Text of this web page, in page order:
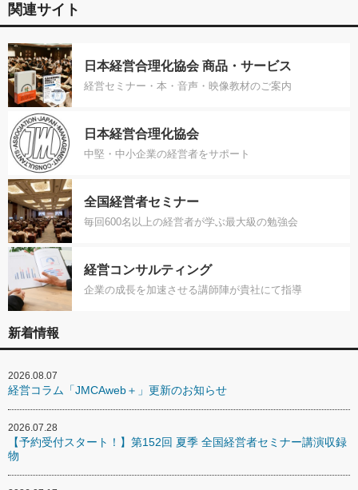
関連サイト
日本経営合理化協会 商品・サービス
経営セミナー・本・音声・映像教材のご案内
日本経営合理化協会
中堅・中小企業の経営者をサポート
全国経営者セミナー
毎回600名以上の経営者が学ぶ最大級の勉強会
経営コンサルティング
企業の成長を加速させる講師陣が貴社にて指導
新着情報
2026.08.07
経営コラム「JMCAweb＋」更新のお知らせ
2026.07.28
【予約受付スタート！】第152回 夏季 全国経営者セミナー講演収録
物